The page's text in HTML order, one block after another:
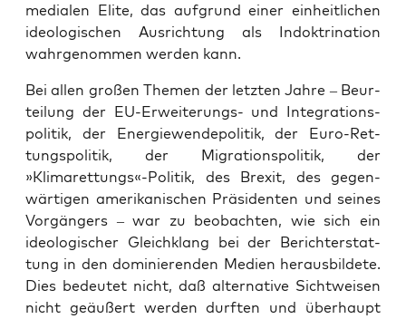
media­len Eli­te, das auf­grund einer ein­heit­li­chen
ideo­lo­gi­schen Aus­rich­tung als Indok­tri­na­ti­on
wahr­ge­nom­men wer­den kann.
Bei allen gro­ßen The­men der letz­ten Jah­re – Beur­
tei­lung der EU-Erwei­te­rungs- und Inte­gra­ti­ons­
po­li­tik, der Ener­gie­wen­de­po­li­tik, der Euro-Ret­
tungs­po­li­tik, der Migra­ti­ons­po­li­tik, der
»Klimarettungs«-Politik, des Brexit, des gegen­
wär­ti­gen ame­ri­ka­ni­schen Prä­si­den­ten und sei­nes
Vor­gän­gers – war zu beob­ach­ten, wie sich ein
ideo­lo­gi­scher Gleich­klang bei der Bericht­erstat­
tung in den domi­nie­ren­den Medi­en her­aus­bil­de­te.
Dies bedeu­tet nicht, daß alter­na­ti­ve Sicht­wei­sen
nicht geäu­ßert wer­den durf­ten und über­haupt